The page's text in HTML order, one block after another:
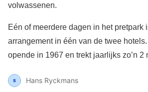
volwassenen.
Eén of meerdere dagen in het pretpark
arrangement in één van de twee
opende in 1967 en trekt jaarlijks zo’n 2
Hans Ryckmans